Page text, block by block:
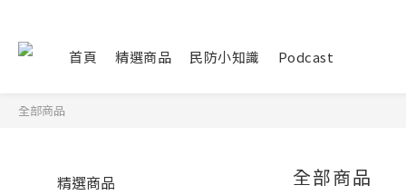
首頁 精選商品 民防小知識 Podcast
全部商品
精選商品
全部商品